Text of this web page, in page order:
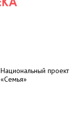
Национальный проект
«Семья»